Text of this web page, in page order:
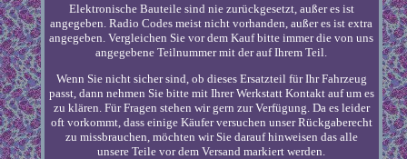
Elektronische Bauteile sind nie zurückgesetzt, außer es ist
angegeben. Radio Codes meist nicht vorhanden, außer es ist extra
angegeben. Vergleichen Sie vor dem Kauf bitte immer die von uns
angegebene Teilnummer mit der auf Ihrem Teil.
Wenn Sie nicht sicher sind, ob dieses Ersatzteil für Ihr Fahrzeug
passt, dann nehmen Sie bitte mit Ihrer Werkstatt Kontakt auf um es
zu klären. Für Fragen stehen wir gern zur Verfügung. Da es leider
oft vorkommt, dass einige Käufer versuchen unser Rückgaberecht
zu missbrauchen, möchten wir Sie darauf hinweisen das alle
unsere Teile vor dem Versand markiert werden.